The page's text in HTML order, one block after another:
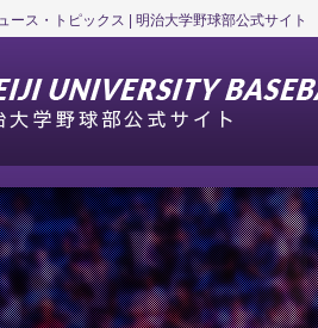
ース・トピックス | 明治大学野球部公式サイト